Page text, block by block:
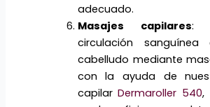
adecuado.
Masajes capilares:
circulación
cabelludo mediante
con la ayuda de
capilarDermaroller 540,